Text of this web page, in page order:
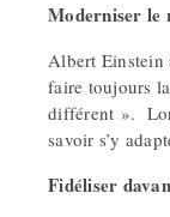
Moderniser le
Albert Einstein
faire toujours
différent ».
savoir s’y
Fidéliser